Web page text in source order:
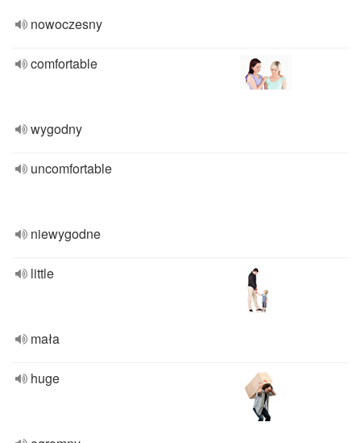
nowoczesny
comfortable
wygodny
uncomfortable
niewygodne
little
mała
huge